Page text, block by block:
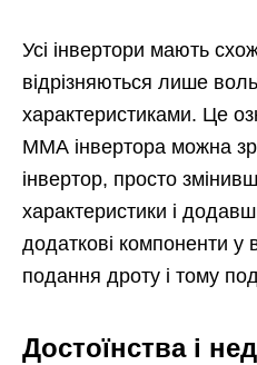
Усі інвертори мають
відрізняються лише
характеристиками. Це
ММА інвертора можна
інвертор, просто
характеристики і
додаткові компоненти у
подання дроту і тому
Достоїнства і